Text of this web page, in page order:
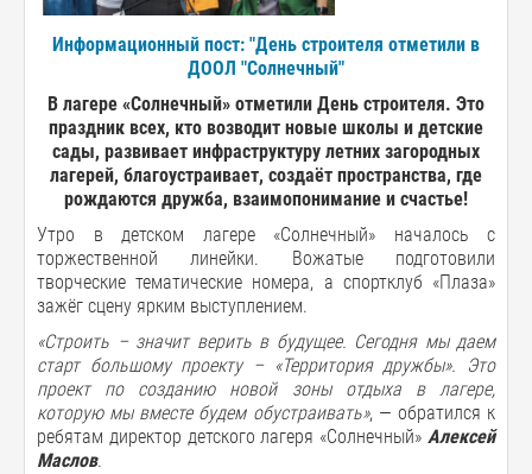
Информационный пост: "День строителя отметили в
ДООЛ "Солнечный"
В лагере «Солнечный» отметили День строителя. Это
праздник всех, кто возводит новые школы и детские
сады, развивает инфраструктуру летних загородных
лагерей, благоустраивает, создаёт пространства, где
рождаются дружба, взаимопонимание и счастье!
Утро в детском лагере «Солнечный» началось с
торжественной линейки. Вожатые подготовили
творческие тематические номера, а спортклуб «Плаза»
зажёг сцену ярким выступлением.
«Строить – значит верить в будущее. Сегодня мы даем
старт большому проекту – «Территория дружбы». Это
проект по созданиюновой зоны отдыха в лагере,
которую мы вместе будем обустраивать», — обратился к
ребятам директор детского лагеря «Солнечный» Алексей
Маслов.